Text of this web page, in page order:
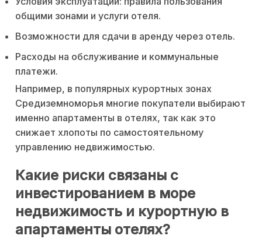
общими зонами и услуги отеля.
Возможности для сдачи в аренду через отель.
Расходы на обслуживание и коммунальные
платежи.
Например, в популярных курортных зонах
Средиземноморья многие покупатели выбирают
именно апартаменты в отелях, так как это
снижает хлопоты по самостоятельному
управлению недвижимостью.
Какие риски связаны с
инвестированием в море
недвижимость и курортную в
апартаменты отелях?